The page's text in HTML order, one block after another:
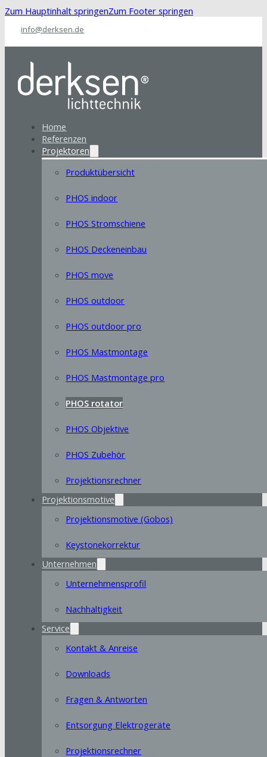
Zum Hauptinhalt springenZum Footer springen
info@derksen.de
Home
Referenzen
Projektoren
Produktübersicht
PHOS indoor
PHOS Stromschiene
PHOS Deckeneinbau
PHOS move
PHOS outdoor
PHOS outdoor pro
PHOS Mastmontage
PHOS Mastmontage pro
PHOS rotator
PHOS Objektive
PHOS Zubehör
Projektionsrechner
Projektionsmotive
Projektionsmotive (Gobos)
Keystonekorrektur
Unternehmen
Unternehmensprofil
Nachhaltigkeit
Service
Kontakt & Anreise
Downloads
Fragen & Antworten
Entsorgung Elektrogeräte
Projektionsrechner